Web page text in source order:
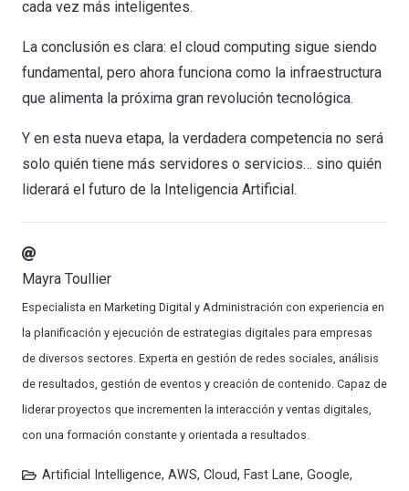
cada vez más inteligentes.
La conclusión es clara: el cloud computing sigue siendo
fundamental, pero ahora funciona como la infraestructura
que alimenta la próxima gran revolución tecnológica.
Y en esta nueva etapa, la verdadera competencia no será
solo quién tiene más servidores o servicios… sino quién
liderará el futuro de la Inteligencia Artificial.
Mayra Toullier
Especialista en Marketing Digital y Administración con experiencia en
la planificación y ejecución de estrategias digitales para empresas
de diversos sectores. Experta en gestión de redes sociales, análisis
de resultados, gestión de eventos y creación de contenido. Capaz de
liderar proyectos que incrementen la interacción y ventas digitales,
con una formación constante y orientada a resultados.
Artificial Intelligence, AWS, Cloud, Fast Lane, Google,